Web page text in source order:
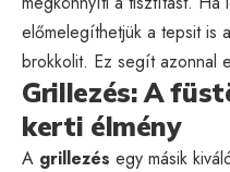
előmelegíthetjük a tepsit is
brokkolit. Ez segít azonnal
Grillezés: A
kerti élmény
A grillezés egy másik